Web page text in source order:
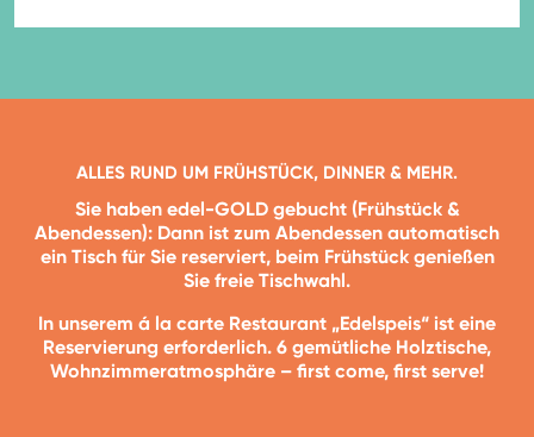
ALLES RUND UM FRÜHSTÜCK, DINNER & MEHR.
Sie haben edel-GOLD gebucht (Frühstück &
Abendessen): Dann ist zum Abendessen automatisch
ein Tisch für Sie reserviert, beim Frühstück genießen
Sie freie Tischwahl.
In unserem á la carte Restaurant „Edelspeis“ ist eine
Reservierung erforderlich. 6 gemütliche Holztische,
Wohnzimmeratmosphäre – first come, first serve!